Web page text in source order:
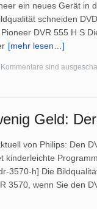
ein neues Gerät in
schneiden
DVR 555 H S
[mehr lesen…]
Kommentare sind
Geld:
von Philips: Den
kinderleichte
3570-h] Die
3570, wenn Sie den